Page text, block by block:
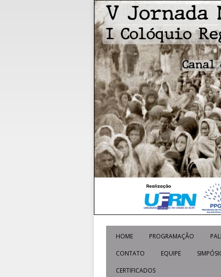
HOME PROGRAMAÇÃO
CONTATO EQUIPE
CERTIFICADOS